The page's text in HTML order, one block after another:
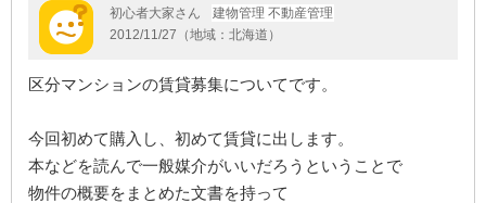
初心者大家さん
建物管理 不動産管理
2012/11/27（地域：北海道）
区分マンションの賃貸募集についてです。
今回初めて購入し、初めて賃貸に出します。
本などを読んで一般媒介がいいだろうということで
物件の概要をまとめた文書を持って